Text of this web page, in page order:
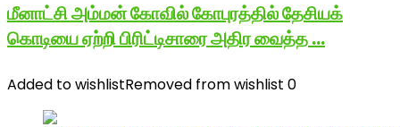
மீனாட்சி அம்மன் கோவில் கோபுரத்தில் தேசியக்
கொடியை ஏற்றி பிரிட்டிசாரை அதிர வைத்த …
Added to wishlistRemoved from wishlist 0